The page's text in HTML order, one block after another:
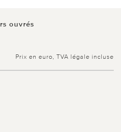
ouvrés
Prix en euro, TVA légale incluse